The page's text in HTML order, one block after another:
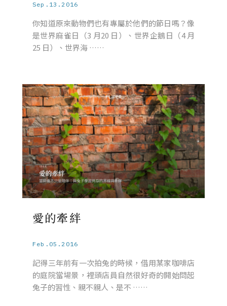
Sep.13.2016
你知道原來動物們也有專屬於他們的節日嗎？像
是世界麻雀日（3 月20 日）、世界企鵝日（4 月
25 日）、世界海 ……
愛的牽絆
Feb.05.2016
記得三年前有一次拍兔的時候，借用某家咖啡店
的庭院當場景，裡頭店員自然很好奇的開始問起
兔子的習性、親不親人、是不 ……